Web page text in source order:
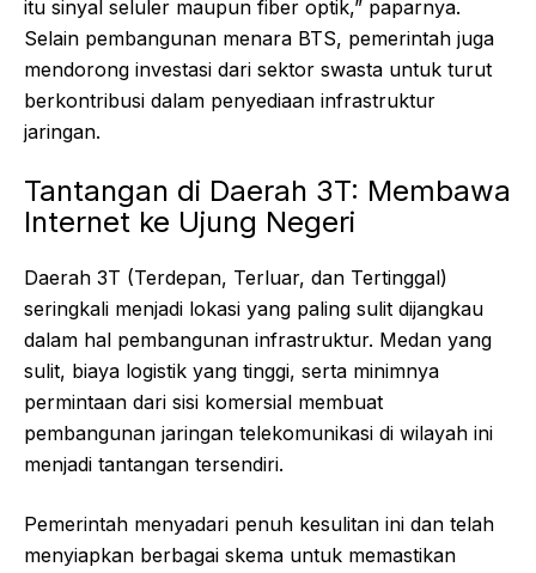
itu sinyal seluler maupun fiber optik,” paparnya.
Selain pembangunan menara BTS, pemerintah juga
mendorong investasi dari sektor swasta untuk turut
berkontribusi dalam penyediaan infrastruktur
jaringan.
Tantangan di Daerah 3T: Membawa
Internet ke Ujung Negeri
Daerah 3T (Terdepan, Terluar, dan Tertinggal)
seringkali menjadi lokasi yang paling sulit dijangkau
dalam hal pembangunan infrastruktur. Medan yang
sulit, biaya logistik yang tinggi, serta minimnya
permintaan dari sisi komersial membuat
pembangunan jaringan telekomunikasi di wilayah ini
menjadi tantangan tersendiri.
Pemerintah menyadari penuh kesulitan ini dan telah
menyiapkan berbagai skema untuk memastikan